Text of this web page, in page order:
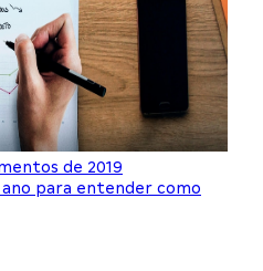
de 2019
para entender como